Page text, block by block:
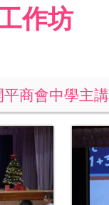
作坊
商會中學主講